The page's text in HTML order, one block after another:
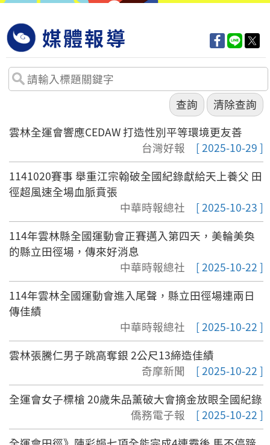
媒體報導
雲林全運會響應CEDAW 打造性別平等環境更友善
台灣好報 [ 2025-10-29 ]
1141020賽事 舉重江宗翰破全國紀錄獻給天上養父 田
徑超風速全場血脈賁張
中華時報總社 [ 2025-10-23 ]
114年雲林縣全國運動會正賽邁入第四天，美輪美奐
的縣立田徑場，傳來好消息
中華時報總社 [ 2025-10-22 ]
114年雲林全國運動會進入尾聲，縣立田徑場連兩日
傳佳績
中華時報總社 [ 2025-10-22 ]
雲林張騰仁男子跳高奪銀 2公尺13締造佳績
奇摩新聞 [ 2025-10-22 ]
全運會女子標槍 20歲朱品薰破大會摘金放眼全國紀錄
僑務電子報 [ 2025-10-22 ]